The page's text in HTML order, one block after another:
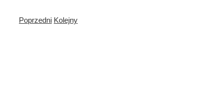
Poprzedni Kolejny